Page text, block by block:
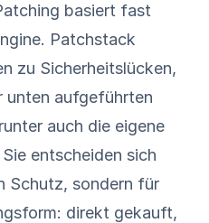
basiert fast
Patchstack
zu Sicherheitslücken,
unten aufgeführten
auch die eigene
entscheiden sich
Schutz, sondern für
direkt gekauft,